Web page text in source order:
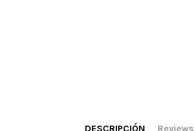
DESCRIPCIÓN Reviews